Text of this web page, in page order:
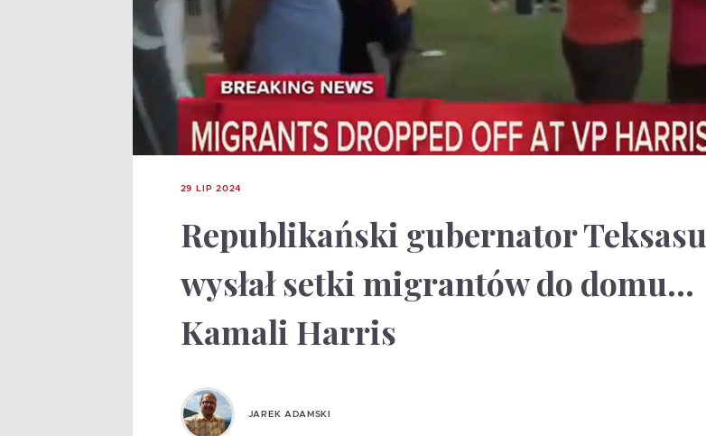
29 LIP 2024
Republikański gubernator Teksasu
wysłał setki migrantów do domu…
Kamali Harris
JAREK ADAMSKI